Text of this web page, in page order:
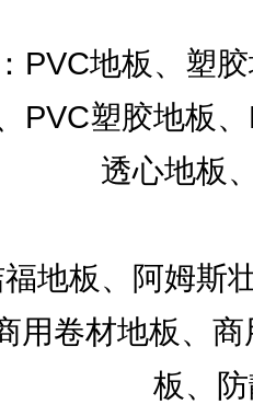
PVC地板、塑
PVC塑胶地板
透心地板
地板、阿姆斯
用卷材地板、
板、